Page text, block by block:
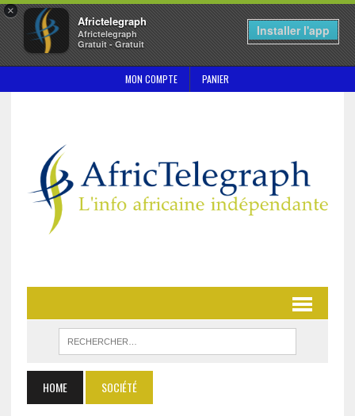
×
Africtelegraph
Africtelegraph
Gratuit - Gratuit
Installer l'app
MON COMPTE PANIER
HOME SOCIÉTÉ